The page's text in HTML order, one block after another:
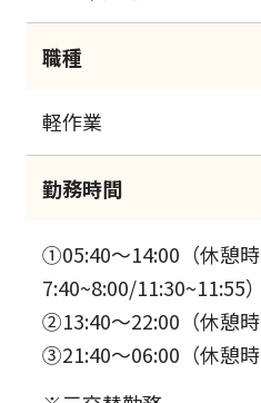
職種
軽作業
勤務時間
①05:40～14:00（休憩
7:40~8:00/11:30~11:55）
②13:40～22:00（休憩
③21:40～06:00（休憩